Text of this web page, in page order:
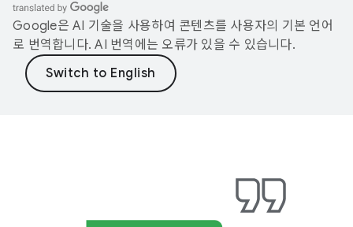
Google은 AI 기술을 사용하여 콘텐츠를 사용자의 기본 언어
로 번역합니다. AI 번역에는 오류가 있을 수 있습니다.